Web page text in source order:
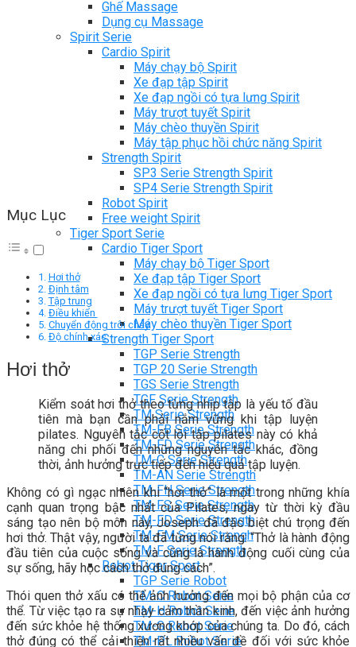
Ghế Massage
Dụng cụ Massage
Spirit Serie
Cardio Spirit
Máy chạy bộ Spirit
Xe đạp tập Spirit
Xe đạp ngồi có tựa lưng Spirit
Máy trượt tuyết Spirit
Máy chèo thuyền Spirit
Máy tập phục hồi chức năng Spirit
Strength Spirit
SP3 Serie Strength Spirit
SP4 Serie Strength Spirit
Robot Spirit
Free weight Spirit
Tiger Sport Serie
Cardio Tiger Sport
Máy chạy bộ Tiger Sport
Xe đạp tập Tiger Sport
Xe đạp ngồi có tựa lưng Tiger Sport
Máy trượt tuyết Tiger Sport
Máy chèo thuyền Tiger Sport
Strength Tiger Sport
TGP Serie Strength
TGP 20 Serie Strength
TGS Serie Strength
TGF Serie Strength
TM Serie Strength
TM-FB Serie Strength
TM-FD Serie Strength
TM-C Serie Strength
TM-AN Serie Strength
TM-FH Serie Strength
TM-FS Serie Strength
TM-FD Serie Strength
TM-FM Serie Strengh
TM-F Serie Strength
Robot Tiger Sport
TGP Serie Robot
TM-C Robot Serie
TM-H Robot Serie
TM-G Robot Serie
TM-PL Robot Serie
Mục Lục
Hơi thở
Định tâm
Tập trung
Điều khiển
Chuyển động trôi chảy
Độ chính xác
Hơi thở
Kiểm soát hơi thở theo từng nhịp tập là yếu tố đầu
tiên mà bạn cần phải nắm vững khi tập luyện
pilates. Nguyên tắc cốt lõi tập pilates này có khả
năng chi phối đến những nguyên tắc khác, đồng
thời, ảnh hưởng trực tiếp đến hiệu quả tập luyện.
Không có gì ngạc nhiên khi “hơi thở” là một trong những khía
cạnh quan trọng bậc nhất của Pilates, ngay từ thời kỳ đầu
sáng tạo nên bộ môn này, Joseph đã đặc biệt chú trọng đến
hơi thở.Thật vậy, người ta đã từng nói rằng: “Thở là hành động
đầu tiên của cuộc sống và cũng là hành động cuối cùng của
sự sống, hãy học cách thở đúng cách”.
Thói quen thở xấu có thể ảnh hưởng đến mọi bộ phận của cơ
thể. Từ việc tạo ra sự nhạy cảm thần kinh, đến việc ảnh hưởng
đến sức khỏe hệ thống xương khớp của chúng ta. Do đó, cách
thở đúng có thể cải thiện rất nhiều vấn đề đối với sức khỏe